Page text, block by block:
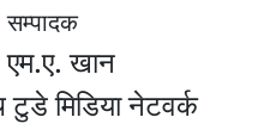
सम्पादक
एम.ए. खान
मिडिया नेटवर्क